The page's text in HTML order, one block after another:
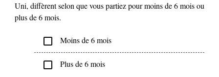
Uni, diffèrent selon que vous partiez pour moins de 6 mois ou
plus de 6 mois.
check_box_outline_blank Moins de 6 mois
check_box_outline_blank Plus de 6 mois